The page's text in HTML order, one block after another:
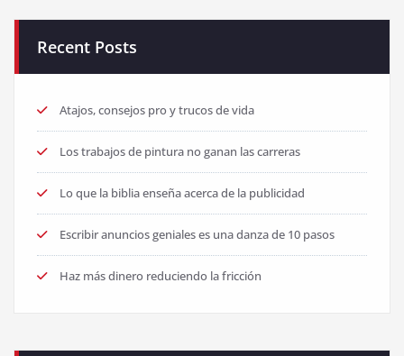
Recent Posts
Atajos, consejos pro y trucos de vida
Los trabajos de pintura no ganan las carreras
Lo que la biblia enseña acerca de la publicidad
Escribir anuncios geniales es una danza de 10 pasos
Haz más dinero reduciendo la fricción